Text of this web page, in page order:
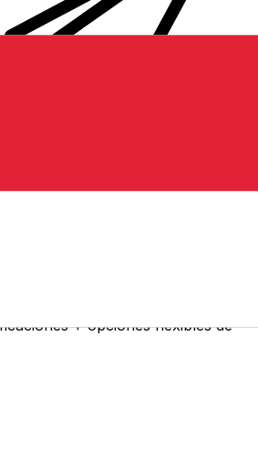
+ opciones flexibles de